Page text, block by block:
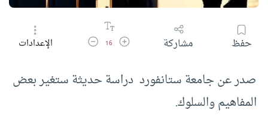
حفظ مشاركة زيادة حجم الخط
16 تقليل حجم الخطالإعدادات
صدر عن جامعة ستانفورد دراسة حديثة ستغير بعض
المفاهيم والسلوك.